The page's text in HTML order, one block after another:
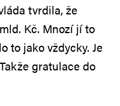
tvrdila, že
Kč. Mnozí jí to
to jako vždycky. Je
gratulace do